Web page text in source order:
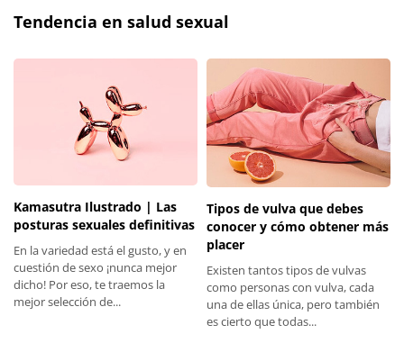
Tendencia en salud sexual
Kamasutra Ilustrado | Las
posturas sexuales definitivas
En la variedad está el gusto, y en
cuestión de sexo ¡nunca mejor
dicho! Por eso, te traemos la
mejor selección de...
Tipos de vulva que debes
conocer y cómo obtener más
placer
Existen tantos tipos de vulvas
como personas con vulva, cada
una de ellas única, pero también
es cierto que todas...